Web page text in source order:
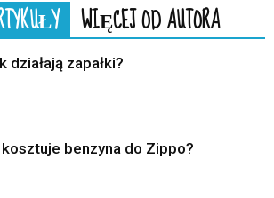
WIĘCEJ OD AUTORA
działają zapałki?
kosztuje benzyna do Zippo?